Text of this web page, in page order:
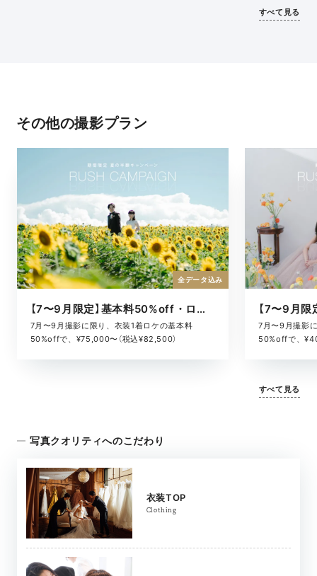
ルな空間でエ
す。
すべて見る
その他の撮影プラン
【7〜9月限定】基本料50%off・ロケキャンペーン
7月〜9月撮影に限り、衣装1着ロケの基本料
50%offで、¥75,000〜（税込¥82,500）
全データ込み
7月〜9月撮影
50%offで、
すべて見る
写真クオリティへのこだわり
衣装TOP
Clothing